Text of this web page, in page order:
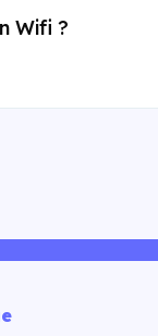
Wifi ?